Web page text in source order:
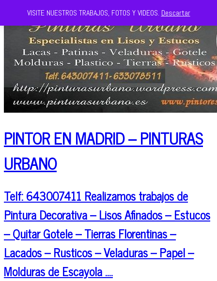
PINTOR EN MADRID – PINTURAS
URBANO
Telf: 643007411 Realizamos trabajos de
Pintura Decorativa – Lisos Afinados – Estucos
– Quitar Gotele – Tierras Florentinas –
Lacados – Rusticos – Veladuras – Papel –
Molduras de Escayola ….
VISITE NUESTROS TRABAJOS, FOTOS Y VIDEOS. Descartar